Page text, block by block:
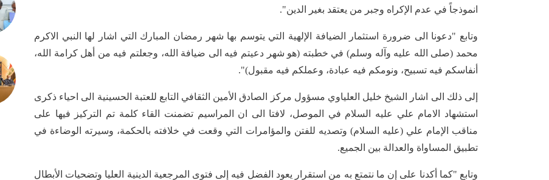
انموذجاً في عدم الإكراه وجبر من يعتقد بغير الدين".
وتابع "دعونا الى ضرورة استثمار الضيافة الإلهية التي يتوسم بها شهر رمضان المبارك التي اشار لها النبي الاكرم
محمد (صلى الله عليه وآله وسلم) في خطبته (هو شهر دعيتم فيه الى ضيافة الله، وجعلتم فيه من أهل كرامة الله،
أنفاسكم فيه تسبيح، ونومكم فيه عبادة، وعملكم فيه مقبول)".
إلى ذلك الى اشار الشيخ خليل العلياوي مسؤول مركز الصادق الأمين الثقافي التابع للعتبة الحسينية الى احياء ذكرى
استشهاد الامام علي عليه السلام في الموصل، لافتا الى ان المراسيم تضمنت القاء كلمة تم التركيز فيها على
مناقب الإمام علي (عليه السلام) وتصديه للفتن والمؤامرات التي وقعت في خلافته بالحكمة، وسيرته الوضاءة في
تطبيق المساواة والعدالة بين الجميع.
وتابع "كما أكدنا على إن ما نتمتع به من استقرار يعود الفضل فيه إلى فتوى المرجعية الدينية العليا وتضحيات الأبطال